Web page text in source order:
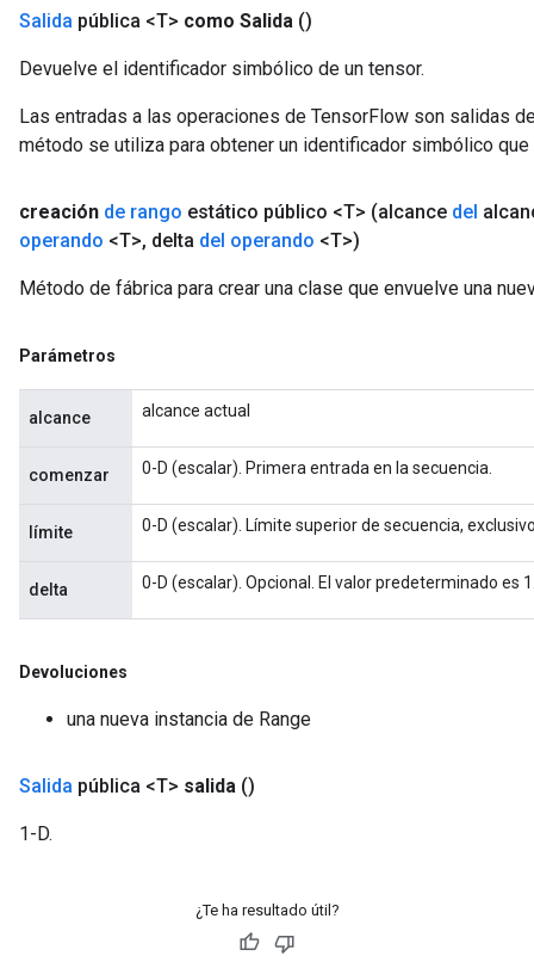
Salida pública <T> como Salida ()
Devuelve el identificador simbólico de un tensor.
Las entradas a las operaciones de TensorFlow son salidas
método se utiliza para obtener un identificador simbólico
creación de rango estático público <T> (alcance del
operando <T>, delta del operando <T>)
Método de fábrica para crear una clase que envuelve una
Parámetros
alcance alcance actual
comenzar 0-D (escalar). Primera entrada en la secuencia.
límite 0-D (escalar). Límite superior de secuencia,
delta 0-D (escalar). Opcional. El valor predeterminado es
Devoluciones
una nueva instancia de Range
Salida pública <T> salida ()
1-D.
¿Te ha resultado útil?